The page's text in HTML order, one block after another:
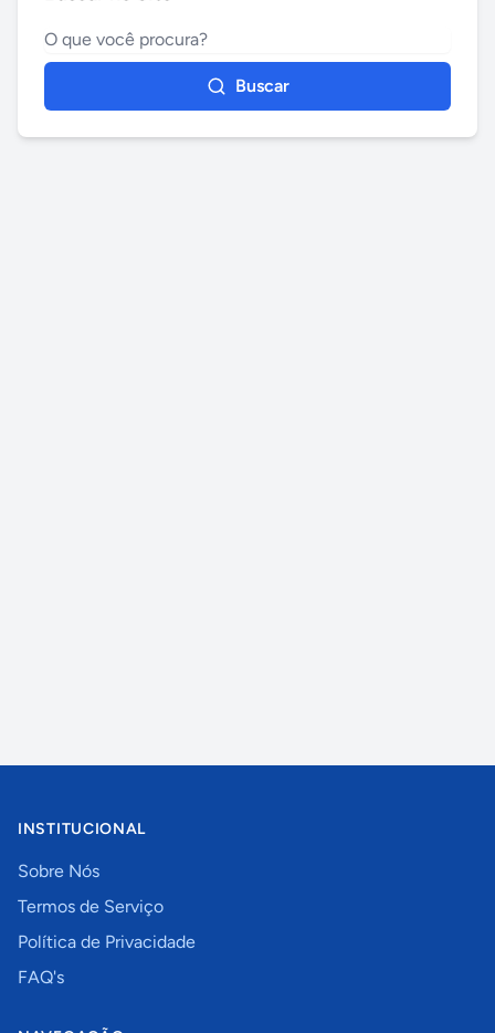
Buscar
INSTITUCIONAL
Sobre Nós
Termos de Serviço
Política de Privacidade
FAQ's